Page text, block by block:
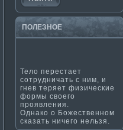
ПОЛЕЗНΟЕ
Тело перестает
сотрудничать с ним, и
гнев теряет физические
формы своего
проявления.
Однако о Божественном
сказать ничего нельзя.